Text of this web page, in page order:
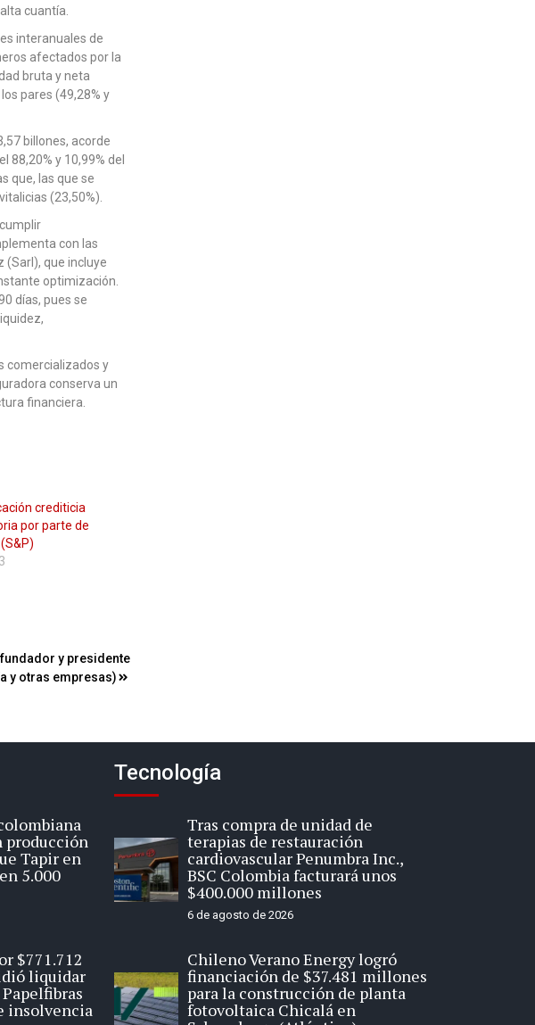
cuantía.
interanuales de
afectados por la
bruta y neta
pares (49,28% y
billones, acorde
88,20% y 10,99% del
que, las que se
(23,50%).
con las
(Sarl), que incluye
optimización.
días, pues se
comercializados y
conserva un
financiera.
crediticia
por parte de
y presidente
y otras empresas)
producción
Tapir en
5.000
$771.712
liquidar
insolvencia
Tecnología
Tras compra de unidad de
terapias de restauración
cardiovascular Penumbra Inc.,
BSC Colombia facturará unos
$400.000 millones
6 de agosto de 2026
Chileno Verano Energy logró
financiación de $37.481 millones
para la construcción de planta
fotovoltaica Chicalá en